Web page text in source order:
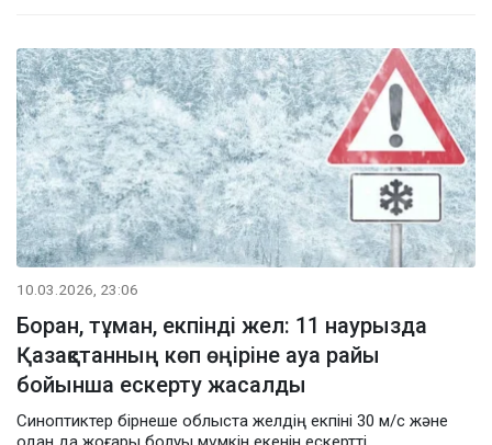
10.03.2026, 23:06
Боран, тұман, екпінді жел: 11 наурызда
Қазақстанның көп өңіріне ауа райы
бойынша ескерту жасалды
Синоптиктер бірнеше облыста желдің екпіні 30 м/с және